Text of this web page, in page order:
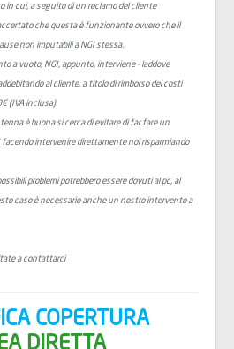
in cui, a seguito di un reclamo del cliente
che questa è funzionante ovvero che il
non imputabili a NGI stessa.
a vuoto, NGI, appunto, interviene - laddove
al cliente, a titolo di rimborso dei costi
(IVA inclusa).
è buona si cerca di evitare di far fare un
intervenire direttamente noi risparmiando
problemi potrebbero essere dovuti al pc, al
caso è necessario anche un nostro intervento a
a contattarci
COPERTURA
DIRETTA